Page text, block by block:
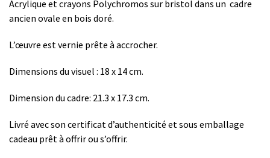
Acrylique et crayons Polychromos sur bristol dans un cadre
ancien ovale en bois doré.
L’œuvre est vernie prête à accrocher.
Dimensions du visuel : 18 x 14 cm.
Dimension du cadre: 21.3 x 17.3 cm.
Livré avec son certificat d’authenticité et sous emballage
cadeau prêt à offrir ou s’offrir.